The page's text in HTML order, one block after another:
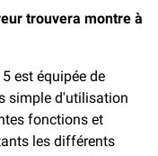
trouvera montre à
est équipée de
simple d'utilisation
fonctions et
les différents